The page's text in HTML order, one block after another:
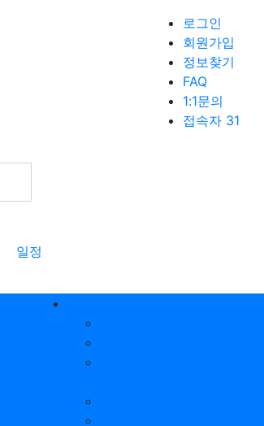
로그인
회원가입
정보찾기
FAQ
1:1문의
접속자 31
일정